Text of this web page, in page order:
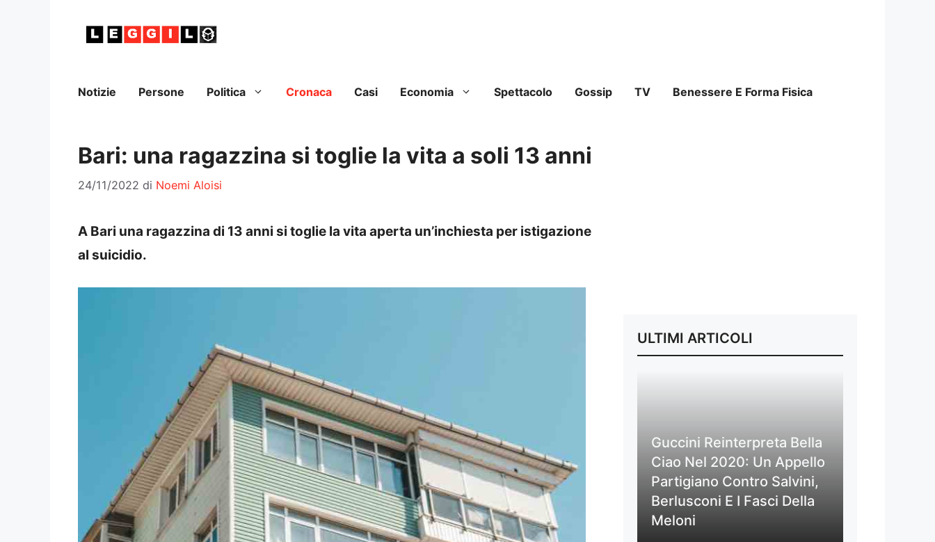
Notizie Persone Politica Cronaca Casi Economia Spettacolo Gossip TV Benessere E Forma Fisica
Bari: una ragazzina si toglie la vita a soli 13 anni
24/11/2022 di Noemi Aloisi
A Bari una ragazzina di 13 anni si toglie la vita aperta un’inchiesta per istigazione
al suicidio.
ULTIMI ARTICOLI
Guccini Reinterpreta Bella
Ciao Nel 2020: Un Appello
Partigiano Contro Salvini,
Berlusconi E I Fasci Della
Meloni